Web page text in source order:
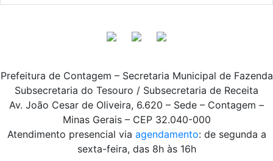
Prefeitura de Contagem – Secretaria Municipal de Fazenda
Subsecretaria do Tesouro / Subsecretaria de Receita
Av. João Cesar de Oliveira, 6.620 – Sede – Contagem –
Minas Gerais – CEP 32.040-000
Atendimento presencial via agendamento: de segunda a
sexta-feira, das 8h às 16h